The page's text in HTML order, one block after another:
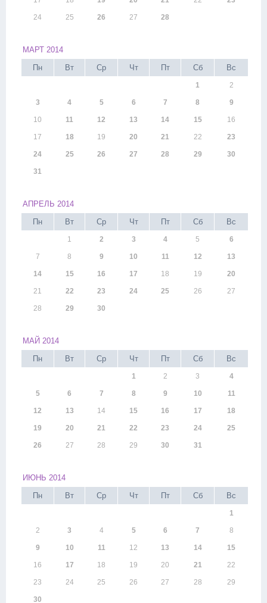
24 25 26 27 28
МАРТ 2014
Пн
Вт Ср Чт Пт Сб Вс
1 2
3 4 5 6 7 8 9
10 11 12 13 14 15 16
17 18 19 20 21 22 23
24 25 26 27 28 29 30
31
АПРЕЛЬ 2014
Пн
Вт Ср Чт Пт Сб Вс
1 2 3 4 5 6
7 8 9 10 11 12 13
14 15 16 17 18 19 20
21 22 23 24 25 26 27
28 29 30
МАЙ 2014
Пн
Вт Ср Чт Пт Сб Вс
1 2 3 4
5 6 7 8 9 10 11
12 13 14 15 16 17 18
19 20 21 22 23 24 25
26 27 28 29 30 31
ИЮНЬ 2014
Пн
Вт Ср Чт Пт Сб Вс
1
2 3 4 5 6 7 8
9 10 11 12 13 14 15
16 17 18 19 20 21 22
23 24 25 26 27 28 29
30